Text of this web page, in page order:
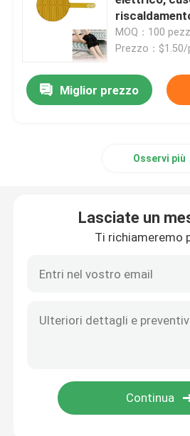
Film del riscaldamento del
Cuscinetto di riscaldamento
Radiatore flessibile su
Radiatori flessibili del
scaldino
MOQ：100
Prezzo：
Miglior prezzo
Osservi più
Lasciate un
Ti richiameremo